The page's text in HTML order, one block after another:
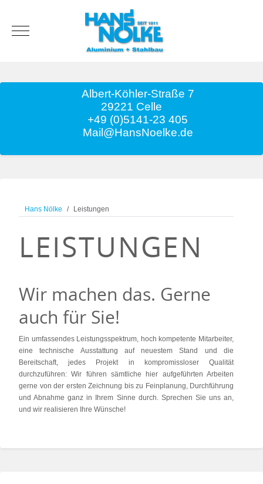
Mobile Menu Toggle
Albert-Köhler-Straße 7
29221 Celle
+49 (0)5141-23 405
Mail@HansNoelke.de
Hans Nölke Leistungen
LEISTUNGEN
Wir machen das. Gerne
auch für Sie!
Ein umfassendes Leistungsspektrum, hoch kompetente Mitarbeiter,
eine technische Ausstattung auf neuestem Stand und die
Bereitschaft, jedes Projekt in kompromissloser Qualität
durchzuführen: Wir führen sämtliche hier aufgeführten Arbeiten
gerne von der ersten Zeichnung bis zu Feinplanung, Durchführung
und Abnahme ganz in Ihrem Sinne durch. Sprechen Sie uns an,
und wir realisieren Ihre Wünsche!